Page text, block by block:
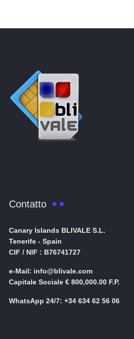
Contatto
Canary Islands BLIVALE S.L.
Tenerife - Spain
CIF / NIF : B76741727
e-Mail: info@blivale.com
Capitale Sociale € 800,000.00 F.P.
WhatsApp 24/7: +34 634 62 56 06